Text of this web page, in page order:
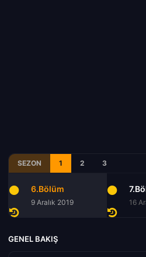
SEZON 1 2 3
6.Bölüm
9 Aralık 2019 16
GENEL BAKIŞ